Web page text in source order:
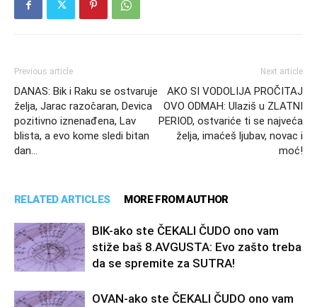
Previous article
DANAS: Bik i Raku se ostvaruje
želja, Jarac razočaran, Devica
pozitivno iznenađena, Lav
blista, a evo kome sledi bitan
dan…
Next article
AKO SI VODOLIJA PROČITAJ
OVO ODMAH: Ulaziš u ZLATNI
PERIOD, ostvariće ti se najveća
želja, imaćeš ljubav, novac i
moć!
RELATED ARTICLES MORE FROM AUTHOR
BIK-ako ste ČEKALI ČUDO ono vam
stiže baš 8.AVGUSTA: Evo zašto treba
da se spremite za SUTRA!
OVAN-ako ste ČEKALI ČUDO ono vam